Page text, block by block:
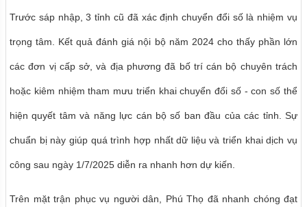
Trước sáp nhập, 3 tỉnh cũ đã xác định chuyển đổi số là nhiệm vụ
trọng tâm. Kết quả đánh giá nội bộ năm 2024 cho thấy phần lớn
các đơn vị cấp sở, và địa phương đã bố trí cán bộ chuyên trách
hoặc kiêm nhiệm tham mưu triển khai chuyển đổi số - con số thể
hiện quyết tâm và năng lực cán bộ số ban đầu của các tỉnh. Sự
chuẩn bị này giúp quá trình hợp nhất dữ liệu và triển khai dịch vụ
công sau ngày 1/7/2025 diễn ra nhanh hơn dự kiến.
Trên mặt trận phục vụ người dân, Phú Thọ đã nhanh chóng đạt